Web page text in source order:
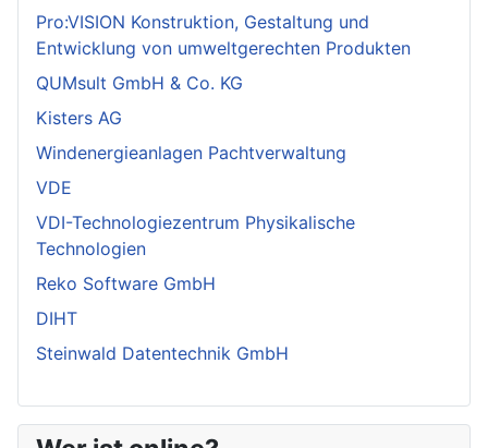
Pro:VISION Konstruktion, Gestaltung und
Entwicklung von umweltgerechten Produkten
QUMsult GmbH & Co. KG
Kisters AG
Windenergieanlagen Pachtverwaltung
VDE
VDI-Technologiezentrum Physikalische
Technologien
Reko Software GmbH
DIHT
Steinwald Datentechnik GmbH